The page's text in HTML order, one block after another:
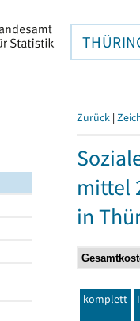
Zurück |
mittel
in
komplett